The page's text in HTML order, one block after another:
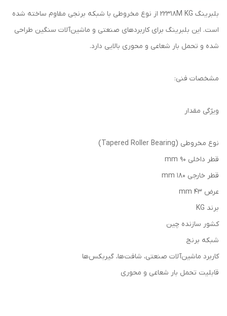
بلبرینگ 22318M KG از نوع مخروطی با شبکه برنجی مقاوم ساخته شده
است. این بلبرینگ برای کاربردهای صنعتی و ماشین‌آلات سنگین طراحی
شده و تحمل بار شعاعی و محوری بالایی دارد.
مشخصات فنی:
ویژگی مقدار
نوع مخروطی (Tapered Roller Bearing)
قطر داخلی 90 mm
قطر خارجی 180 mm
عرض 43 mm
برند KG
کشور سازنده چین
شبکه برنج
کاربرد ماشین‌آلات صنعتی، شافت‌ها، گیربکس‌ها
قابلیت تحمل بار شعاعی و محوری